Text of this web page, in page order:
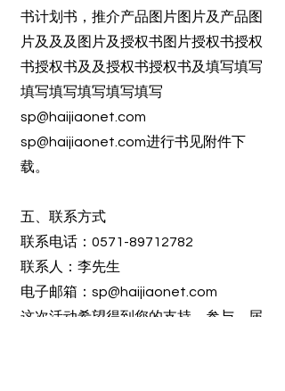
书计划书，推介产品图片图片及产品图
片及及及图片及授权书图片授权书授权
书授权书及及授权书授权书及填写填写
填写填写填写填写填写
sp@haijiaonet.com
sp@haijiaonet.com进行书见附件下
载。
五、联系方式
联系电话：0571-89712782
联系人：李先生
电子邮箱： sp@haijiaonet.com
这次活动希望得到您的支持、参与，届